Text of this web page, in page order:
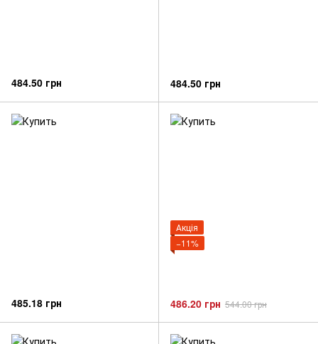
484.50 грн 484.50 грн
485.18 грн
Акція
−11%
486.20 грн 544.00 грн